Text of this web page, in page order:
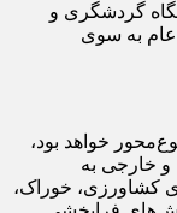
گردشگری و
به سوی
خواهد بود،
و خارجی به
کشاورزی، خوراک،